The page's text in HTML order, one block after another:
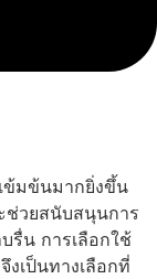
ข้มข้นมากยิ่งขึ้น
ช่วยสนับสนุนการ
รื่น การเลือกใช้
เป็นทางเลือกที่